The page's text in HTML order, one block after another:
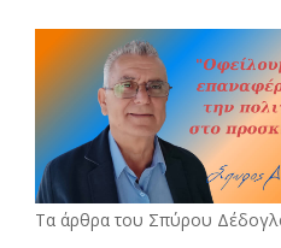
Τα άρθρα του Σπύρου